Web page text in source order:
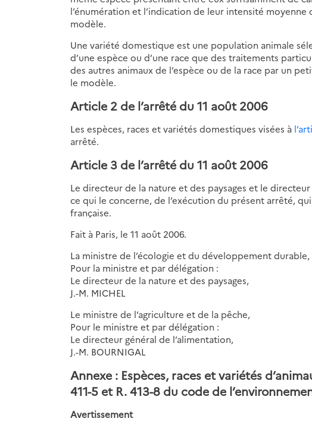
l’énumération et l’indication de leur intensité moyenne
modèle.
Une variété domestique est une population animale
d’une espèce ou d’une race que des traitements
des autres animaux de l’espèce ou de la race par un
le modèle.
Article 2 de l’arrêté du 11 août 2006
Les espèces, races et variétés domestiques visées à
arrêté.
Article 3 de l’arrêté du 11 août 2006
Le directeur de la nature et des paysages et le
ce qui le concerne, de l’exécution du présent arrêté,
française.
Fait à Paris, le 11 août 2006.
La ministre de l’écologie et du développement durable,
Pour la ministre et par délégation :
Le directeur de la nature et des paysages,
J.-M. MICHEL
Le ministre de l’agriculture et de la pêche,
Pour le ministre et par délégation :
Le directeur général de l’alimentation,
J.-M. BOURNIGAL
Annexe : Espèces, races et variétés
411-5 et R. 413-8 du code de
Avertissement